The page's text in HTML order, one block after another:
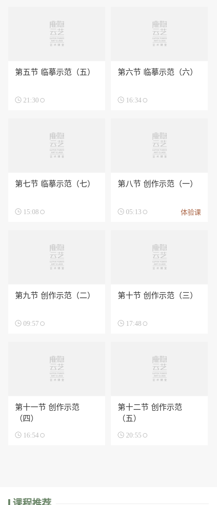
第五节 临摹示范（五）
 21:30
第六节 临摹示范（六）
 16:34
第七节 临摹示范（七）
 15:08
第八节 创作示范（一）
 05:13 体验课
第九节 创作示范（二）
 09:57
第十节 创作示范（三）
 17:48
第十一节 创作示范
（四）
 16:54
第十二节 创作示范
（五）
 20:55